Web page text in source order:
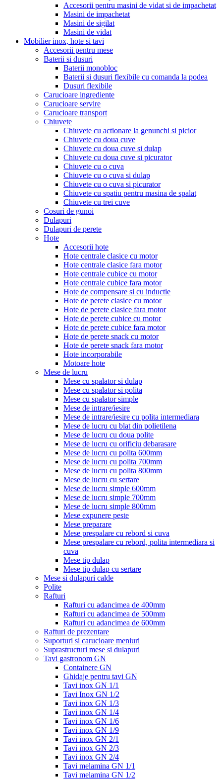
Accesorii pentru masini de vidat si de impachetat
Masini de impachetat
Masini de sigilat
Masini de vidat
Mobilier inox, hote si tavi
Accesorii pentru mese
Baterii si dusuri
Baterii monobloc
Baterii si dusuri flexibile cu comanda la podea
Dusuri flexibile
Carucioare ingrediente
Carucioare servire
Carucioare transport
Chiuvete
Chiuvete cu actionare la genunchi si picior
Chiuvete cu doua cuve
Chiuvete cu doua cuve si dulap
Chiuvete cu doua cuve si picurator
Chiuvete cu o cuva
Chiuvete cu o cuva si dulap
Chiuvete cu o cuva si picurator
Chiuvete cu spatiu pentru masina de spalat
Chiuvete cu trei cuve
Cosuri de gunoi
Dulapuri
Dulapuri de perete
Hote
Accesorii hote
Hote centrale clasice cu motor
Hote centrale clasice fara motor
Hote centrale cubice cu motor
Hote centrale cubice fara motor
Hote de compensare si cu inductie
Hote de perete clasice cu motor
Hote de perete clasice fara motor
Hote de perete cubice cu motor
Hote de perete cubice fara motor
Hote de perete snack cu motor
Hote de perete snack fara motor
Hote incorporabile
Motoare hote
Mese de lucru
Mese cu spalator si dulap
Mese cu spalator si polita
Mese cu spalator simple
Mese de intrare/iesire
Mese de intrare/iesire cu polita intermediara
Mese de lucru cu blat din polietilena
Mese de lucru cu doua polite
Mese de lucru cu orificiu debarasare
Mese de lucru cu polita 600mm
Mese de lucru cu polita 700mm
Mese de lucru cu polita 800mm
Mese de lucru cu sertare
Mese de lucru simple 600mm
Mese de lucru simple 700mm
Mese de lucru simple 800mm
Mese expunere peste
Mese preparare
Mese prespalare cu rebord si cuva
Mese prespalare cu rebord, polita intermediara si
cuva
Mese tip dulap
Mese tip dulap cu sertare
Mese si dulapuri calde
Polite
Rafturi
Rafturi cu adancimea de 400mm
Rafturi cu adancimea de 500mm
Rafturi cu adancimea de 600mm
Rafturi de prezentare
Suporturi si carucioare meniuri
Suprastructuri mese si dulapuri
Tavi gastronom GN
Containere GN
Ghidaje pentru tavi GN
Tavi inox GN 1/1
Tavi Inox GN 1/2
Tavi inox GN 1/3
Tavi inox GN 1/4
Tavi inox GN 1/6
Tavi inox GN 1/9
Tavi inox GN 2/1
Tavi inox GN 2/3
Tavi inox GN 2/4
Tavi melamina GN 1/1
Tavi melamina GN 1/2